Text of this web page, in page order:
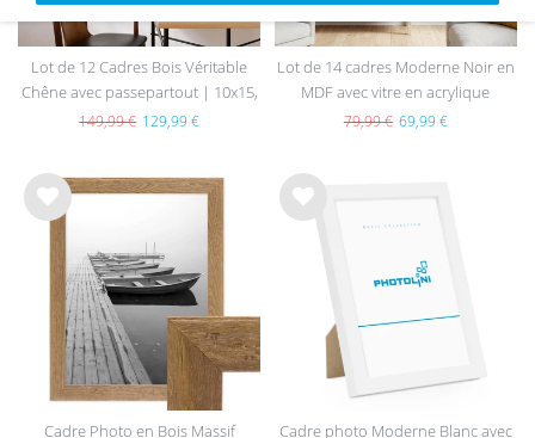
Lot de 12 Cadres Bois Véritable
Chêne avec passepartout | 10x15,
13x18, 15x20 et 21x30 cm
149,99 € 129,99 €
Lot de 14 cadres Moderne Noir en
MDF avec vitre en acrylique
79,99 € 69,99 €
List
e de
sou
Cadre Photo en Bois Massif
List
Cadre photo Moderne Blanc avec